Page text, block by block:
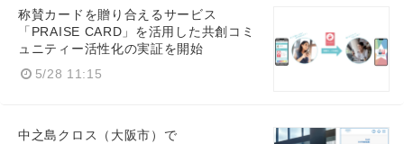
称賛カードを贈り合えるサービス
「PRAISE CARD」を活用した共創コミ
ュニティー活性化の実証を開始
5/28 11:15
中之島クロス（大阪市）で